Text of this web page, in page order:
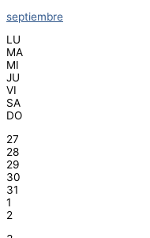
septiembre
LU
MA
MI
JU
VI
SA
DO
27
28
29
30
31
1
2